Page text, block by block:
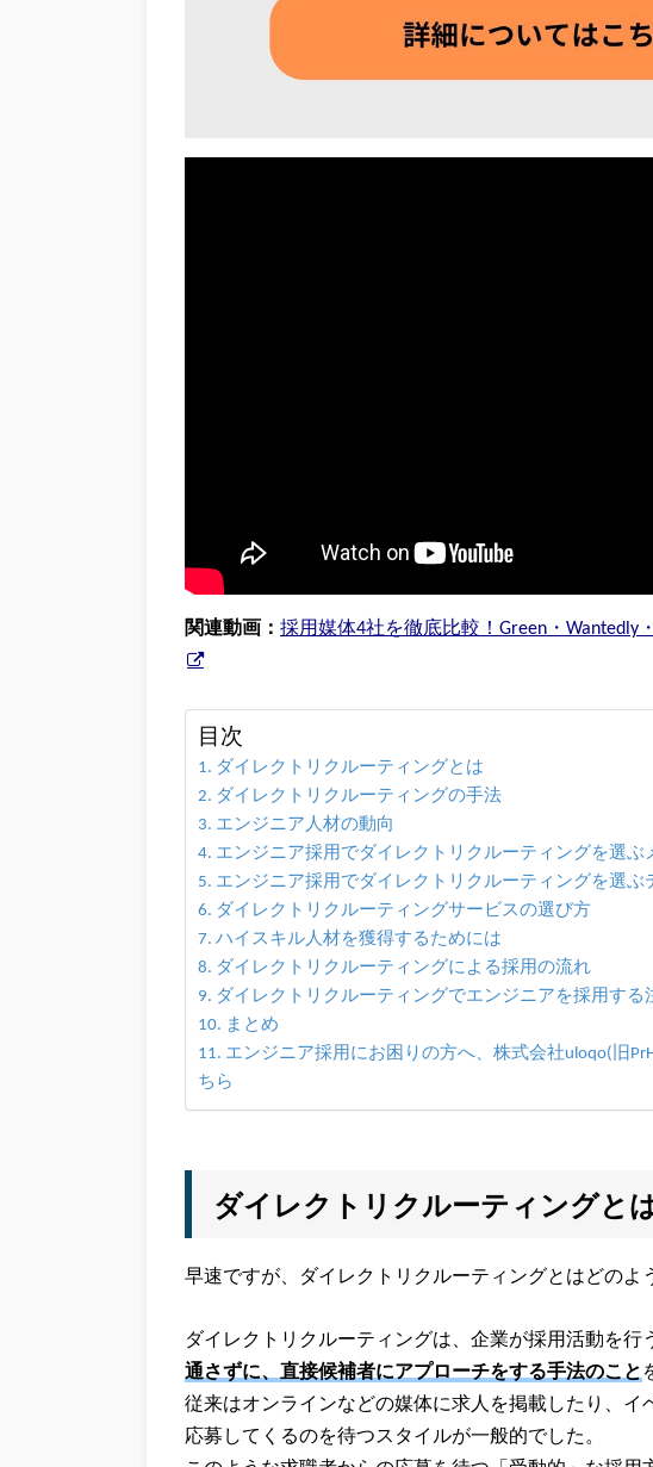
関連動画： 採用媒体4社を徹底比較！Green・Wantedly・
目次
ダイレクトリクルーティングとは
ダイレクトリクルーティングの手法
エンジニア人材の動向
エンジニア採用でダイレクトリクルーティングを選ぶ
エンジニア採用でダイレクトリクルーティングを選ぶ
ダイレクトリクルーティングサービスの選び方
ハイスキル人材を獲得するためには
ダイレクトリクルーティングによる採用の流れ
ダイレクトリクルーティングでエンジニアを採用する
まとめ
エンジニア採用にお困りの方へ、株式会社uloqo(旧
ちら
ダイレクトリクルーティングと
早速ですが、ダイレクトリクルーティングとはどのよ
ダイレクトリクルーティングは、企業が採用活動を行
通さずに、直接候補者にアプローチをする手法のこと
従来はオンラインなどの媒体に求人を掲載したり、イ
応募してくるのを待つスタイルが一般的でした。